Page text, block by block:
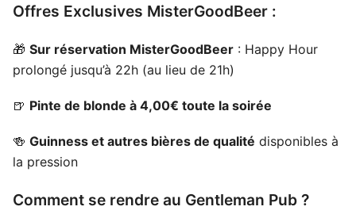
Offres Exclusives MisterGoodBeer :
🎁 Sur réservation MisterGoodBeer : Happy Hour
prolongé jusqu’à 22h (au lieu de 21h)
🍺 Pinte de blonde à 4,00€ toute la soirée
🍻 Guinness et autres bières de qualité disponibles à
la pression
Comment se rendre au Gentleman Pub ?